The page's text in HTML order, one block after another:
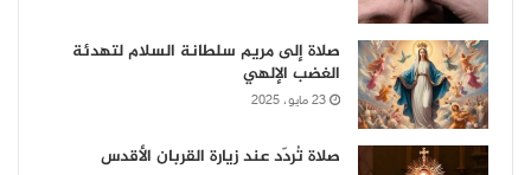
صلاة إلى مريم سلطانة السلام لتهدئة
الغضب الإلهي
23 مايو، 2025
صلاة تُردّد عند زيارة القربان الأقدس